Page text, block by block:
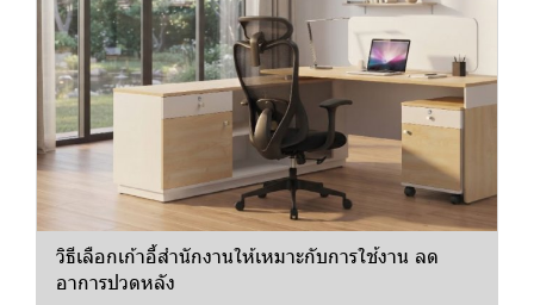
วิธีเลือกเก้าอี้สำนักงานให้เหมาะกับการใช้งาน ลด
อาการปวดหลัง